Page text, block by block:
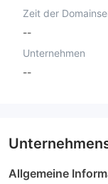
Zeit der
--
Unternehmen
--
Allgemeine